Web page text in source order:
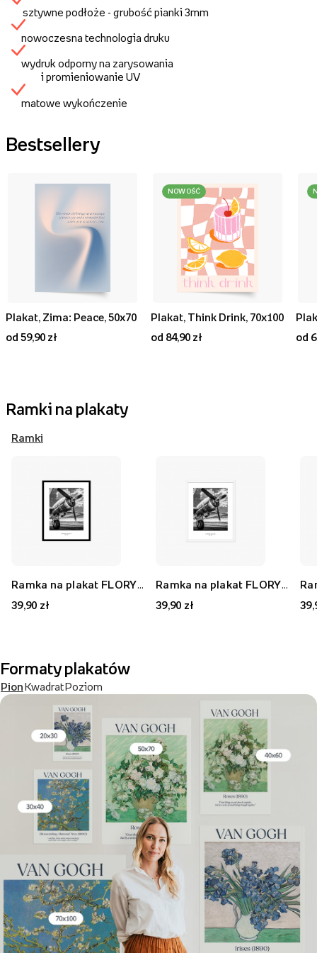
sztywne podłoże - grubość pianki 3mm
nowoczesna technologia druku
wydruk odporny na zarysowania
i promieniowanie UV
matowe wykończenie
Bestsellery
Plakat, Zima: Peace, 50x70
od 59,90 zł
NOWOŚĆ
Plakat, Think Drink, 70x100
od 84,90 zł
od
Ramki na plakaty
Ramki
39,90 zł
39,90 zł
Formaty plakatów
PionKwadratPoziom